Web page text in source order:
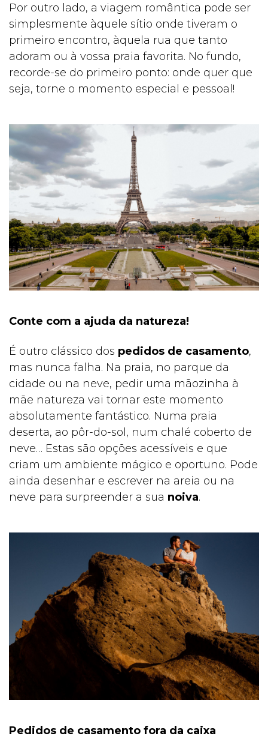
Por outro lado, a viagem romântica pode ser
simplesmente àquele sítio onde tiveram o
primeiro encontro, àquela rua que tanto
adoram ou à vossa praia favorita. No fundo,
recorde-se do primeiro ponto: onde quer que
seja, torne o momento especial e pessoal!
Conte com a ajuda da natureza!
É outro clássico dos pedidos de casamento,
mas nunca falha. Na praia, no parque da
cidade ou na neve, pedir uma mãozinha à
mãe natureza vai tornar este momento
absolutamente fantástico. Numa praia
deserta, ao pôr-do-sol, num chalé coberto de
neve… Estas são opções acessíveis e que
criam um ambiente mágico e oportuno. Pode
ainda desenhar e escrever na areia ou na
neve para surpreender a sua noiva.
Pedidos de casamento fora da caixa